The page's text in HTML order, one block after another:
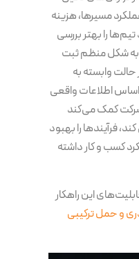
مسیرها، هزینه
را بهتر بررسی
به شکل منظم ثبت
وابسته به
اطلاعات واقعی
کمک می‌کند
فرآیندها را بهبود
کسب و کار داشته
این راهکار
و حمل ترکیبی